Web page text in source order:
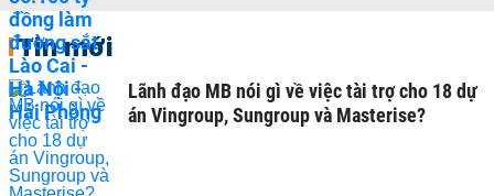
Tin mới
Lãnh đạo MB nói gì về việc tài trợ cho 18 dự
án Vingroup, Sungroup và Masterise?